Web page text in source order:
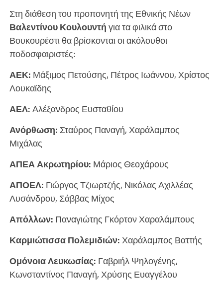
Στη διάθεση του προπονητή της Εθνικής Νέων
Βαλεντίνου Κουλουντήγια τα φιλικά στο
Βουκουρέστι θα βρίσκονται οι ακόλουθοι
ποδοσφαιριστές:
ΑΕΚ: Μάξιμος Πετούσης, Πέτρος Ιωάννου, Χρίστος
Λουκαϊδης
ΑΕΛ:Αλέξανδρος Ευσταθίου
Ανόρθωση: Σταύρος Παναγή, Χαράλαμπος
Μιχάλας
ΑΠΕΑ Ακρωτηρίου: Μάριος Θεοχάρους
ΑΠΟΕΛ: Γιώργος Τζιωρτζής, Νικόλας Αχιλλέας
Λυσάνδρου, Σάββας Μίχος
Απόλλων: Παναγιώτης Γκόρτον Χαραλάμπους
Καρμιώτισσα Πολεμιδιών:Χαράλαμπος Βαττής
Ομόνοια Λευκωσίας: Γαβριήλ Ψηλογένης,
Κωνσταντίνος Παναγή, Χρύσης Ευαγγέλου